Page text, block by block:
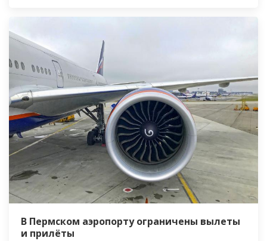
В Пермском аэропорту ограничены вылеты
и прилёты